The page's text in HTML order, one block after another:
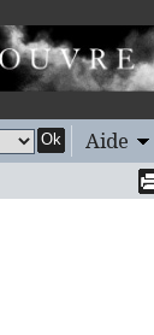
Ok Aide